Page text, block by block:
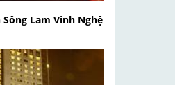
Lam Vinh Nghệ